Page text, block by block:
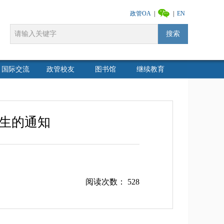
政管OA EN
搜索
国际交流 政管校友 图书馆 继续教育
的通知
阅读次数： 528